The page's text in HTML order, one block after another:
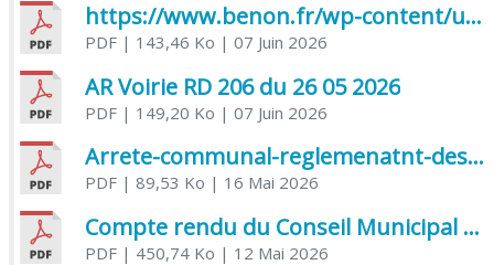
https://www.benon.fr/wp-content/uploads/2026/06/AR-Voirie-Chemin-de-Lafond-du-26-05-2026.pdf
PDF| 143,46 Ko | 07 Juin 2026
AR Voirie RD 206 du 26 05 2026
PDF| 149,20 Ko | 07 Juin 2026
Arrete-communal-reglemenatnt-des-bruits-de-voisinage-et-des-activites-bruyantes
PDF| 89,53 Ko | 16 Mai 2026
Compte rendu du Conseil Municipal du 06 mai 2026
PDF| 450,74 Ko | 12 Mai 2026